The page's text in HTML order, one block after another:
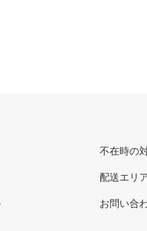
不在時の
配送エリ
お問い合